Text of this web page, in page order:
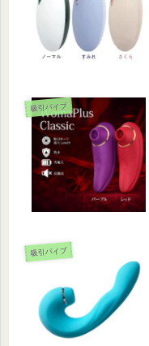
吸引バイブ
吸引バイブ